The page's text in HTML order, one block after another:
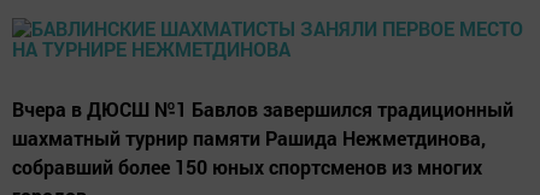
Вчера в ДЮСШ №1 Бавлов завершился традиционный
шахматный турнир памяти Рашида Нежметдинова,
собравший более 150 юных спортсменов из многих